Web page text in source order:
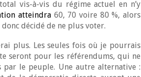
vis-à-vis du régime actuel en n’y
atteindra 60, 70 voire 80 %, alors
donc décidé de ne plus voter.
plus. Les seules fois où je pourrais
seront pour les référendums, qui ne
par le peuple. Une autre alternative :